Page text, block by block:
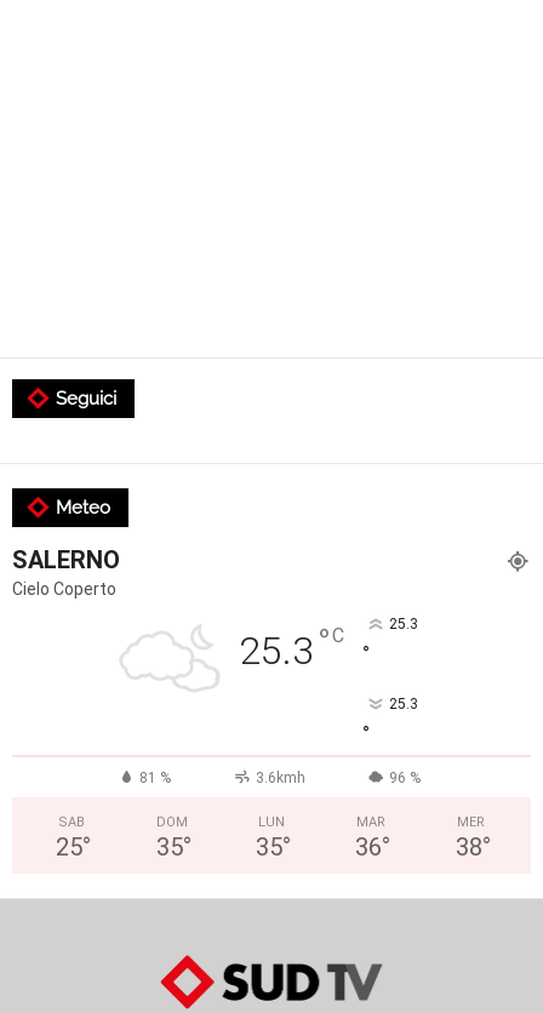
Seguici
Meteo
SALERNO
Cielo Coperto
25.3 °C 25.3
°
25.3
°
81 % 3.6kmh 96 %
SAB
25°
DOM
35°
LUN
35°
MAR
36°
MER
38°